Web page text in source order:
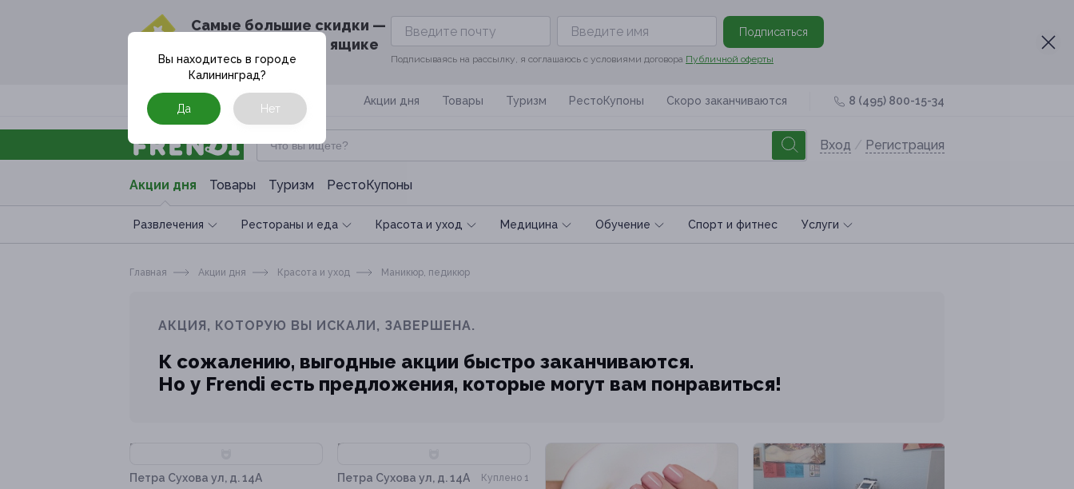
Cамые большие скидки —
в твоём почтовом ящике
Подписаться
Подписываясь на рассылку, я соглашаюсь с условиями договора Публичной оферты
Москва Акции дня Товары Туризм РестоКупоны Скоро заканчиваются 8 (495) 800-15-34
Вход / Регистрация
Акции дня Товары Туризм РестоКупоны
Развлечения Рестораны и еда Красота и уход Медицина Обучение Спoрт и фитнес Услуги
Вы находитесь в городе
Калининград?
Да Нет
Главная Акции дня Красота и уход Маникюр, педикюр
АКЦИЯ, КОТОРУЮ ВЫ ИСКАЛИ, ЗАВЕРШЕНА.
К сожалению, выгодные акции быстро заканчиваются.
Но у Frendi есть предложения, которые могут вам понравиться!
Петра Сухова ул, д. 14А
Петра Сухова ул, д. 14А
Куплено 1